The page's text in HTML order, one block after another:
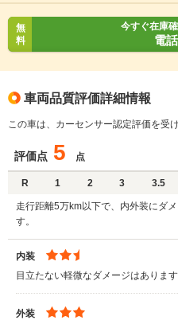
無
料
今すぐ在庫
電
車両品質評価詳細情報
この車は、カーセンサー認定評価を受
評価点 5 点
R 1 2 3 3.5
走行距離5万km以下で、内外装にダ
す。
内装
目立たない軽微なダメージはありま
外装